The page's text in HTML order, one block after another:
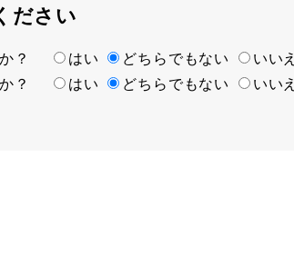
ださい
か？ はい どちらでもない
いいえ
か？ はい どちらでもない いいえ